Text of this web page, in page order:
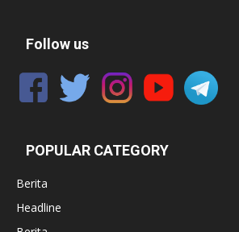
Follow us
POPULAR CATEGORY
Berita
Headline